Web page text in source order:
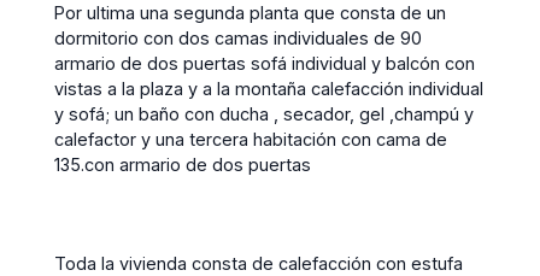
Por ultima una segunda planta que consta de un
dormitorio con dos camas individuales de 90
armario de dos puertas sofá individual y balcón con
vistas a la plaza y a la montaña calefacción individual
y sofá; un baño con ducha , secador, gel ,champú y
calefactor y una tercera habitación con cama de
135.con armario de dos puertas
Toda la vivienda consta de calefacción con estufa